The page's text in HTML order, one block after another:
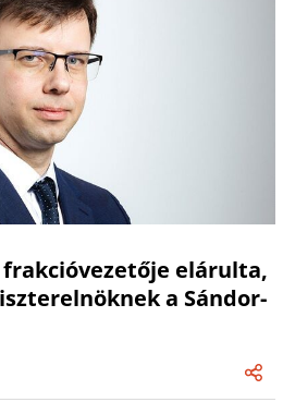
frakcióvezetője elárulta,
a Sándor-